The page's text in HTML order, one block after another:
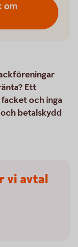
om
Ett
och inga
betalskydd
vi avtal